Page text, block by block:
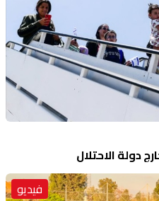
دولة الاحتلال
فيديو